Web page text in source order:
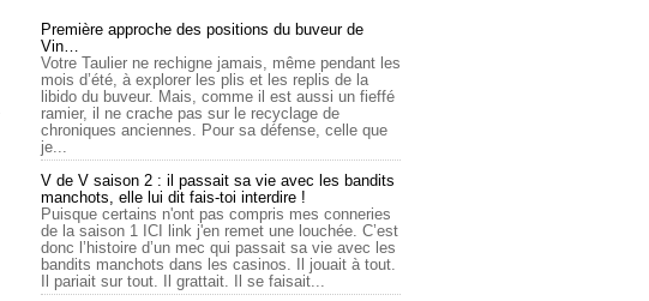
Première approche des positions du buveur de
Vin…
Votre Taulier ne rechigne jamais, même pendant les
mois d’été, à explorer les plis et les replis de la
libido du buveur. Mais, comme il est aussi un fieffé
ramier, il ne crache pas sur le recyclage de
chroniques anciennes. Pour sa défense, celle que
je...
V de V saison 2 : il passait sa vie avec les bandits
manchots, elle lui dit fais-toi interdire !
Puisque certains n'ont pas compris mes conneries
de la saison 1 ICI link j'en remet une louchée. C’est
donc l’histoire d’un mec qui passait sa vie avec les
bandits manchots dans les casinos. Il jouait à tout.
Il pariait sur tout. Il grattait. Il se faisait...